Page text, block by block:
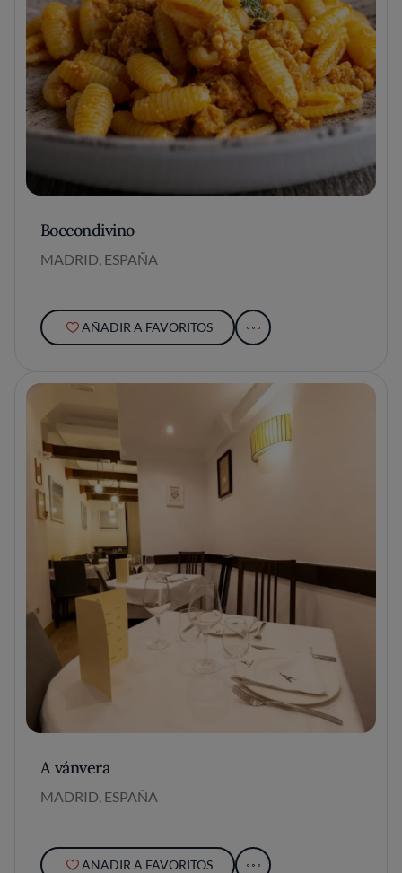
Boccondivino
MADRID, ESPAÑA
AÑADIR A FAVORITOS
A vánvera
MADRID, ESPAÑA
AÑADIR A FAVORITOS